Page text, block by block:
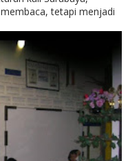
tetapi menjadi